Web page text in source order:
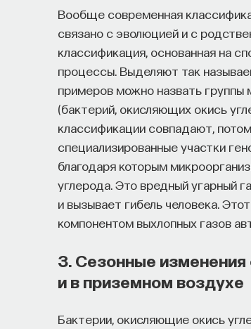
Вообще современная
связано с эволюцией и с
классификация, основанная на
процессы. Выделяют так
примеров можно назвать
(бактерий, окисляющих окись
классификации совпадают,
специализированные участки
благодаря которым
углерода. Это вредный угарный
и вызывает гибель человека.
компонентом выхлопных газов
3. Сезонные
и в приземном воздухе
Бактерии, окисляющие окись